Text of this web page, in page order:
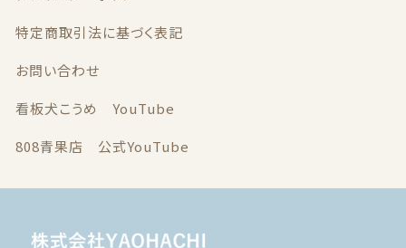
特定商取引法に基づく表記
お問い合わせ
看板犬こうめ YouTube
808青果店 公式YouTube